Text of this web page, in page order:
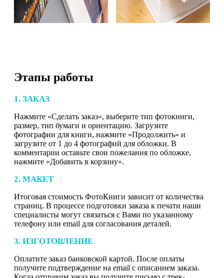
Этапы работы
1. ЗАКАЗ
Нажмите «Сделать заказ», выберите тип фотокниги,
размер, тип бумаги и ориентацию. Загрузите
фотографии для книги, нажмите «Продолжить» и
загрузите от 1 до 4 фотографий для обложки. В
комментарии оставьте свои пожелания по обложке,
нажмите «Добавить в корзину».
2. МАКЕТ
Итоговая стоимость ФотоКниги зависит от количества
страниц. В процессе подготовки заказа к печати наши
специалисты могут связаться с Вами по указанному
телефону или email для согласования деталей.
3. ИЗГОТОВЛЕНИЕ
Оплатите заказ банковской картой. После оплаты
получите подтверждение на email с описанием заказа.